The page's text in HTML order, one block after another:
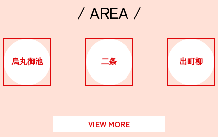
/ AREA /
烏丸御池 二条 出町柳
VIEW MORE